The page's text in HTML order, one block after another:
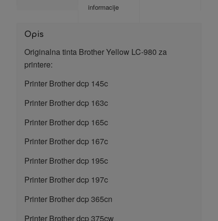
informacije
Opis
Originalna tinta Brother Yellow LC-980 za
printere:
Printer Brother dcp 145c
Printer Brother dcp 163c
Printer Brother dcp 165c
Printer Brother dcp 167c
Printer Brother dcp 195c
Printer Brother dcp 197c
Printer Brother dcp 365cn
Printer Brother dcp 375cw